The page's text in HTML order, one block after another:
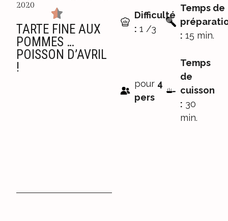
2020
TARTE FINE AUX
POMMES …
POISSON D’AVRIL
!
Difficulté
: 1 /3
Temps de
: 15 min.
pour 4
pers
Temps
de
cuisson
: 30
min.